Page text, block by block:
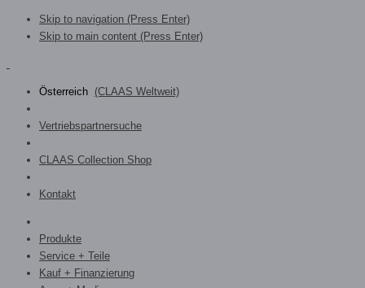
Skip to navigation (Press Enter)
Skip to main content (Press Enter)
Österreich (CLAAS Weltweit)
Vertriebspartnersuche
CLAAS Collection Shop
Kontakt
Produkte
Service + Teile
Kauf + Finanzierung